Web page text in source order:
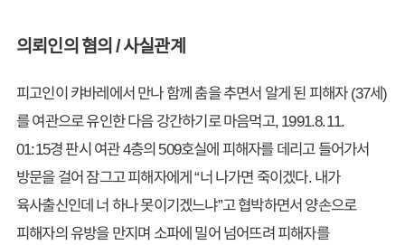
의뢰인의 혐의 / 사실관계
피고인이 캬바레에서 만나 함께 춤을 추면서 알게 된 피해자 (37세)
를 여관으로 유인한 다음 강간하기로 마음먹고, 1991.8.11.
01:15경 판시 여관 4층의 509호실에 피해자를 데리고 들어가서
방문을 걸어 잠그고 피해자에게 “너 나가면 죽이겠다. 내가
육사출신인데 너 하나 못이기겠느냐”고 협박하면서 양손으로
피해자의 유방을 만지며 소파에 밀어 넘어뜨려 피해자를